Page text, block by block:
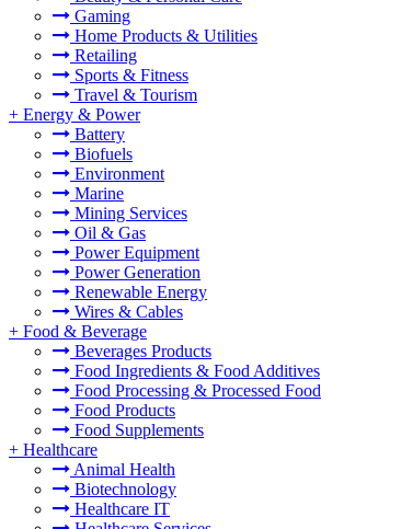
Gaming
Home Products & Utilities
Retailing
Sports & Fitness
Travel & Tourism
+ Energy & Power
Battery
Biofuels
Environment
Marine
Mining Services
Oil & Gas
Power Equipment
Power Generation
Renewable Energy
Wires & Cables
+ Food & Beverage
Beverages Products
Food Ingredients & Food Additives
Food Processing & Processed Food
Food Products
Food Supplements
+ Healthcare
Animal Health
Biotechnology
Healthcare IT